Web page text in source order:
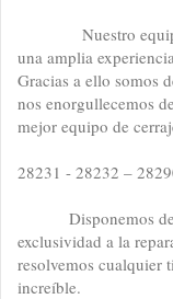
Nuestro equipo lo
una amplia
Gracias a ello somos
nos enorgullecemos
mejor equipo de
28231 - 28232 –
Disponemos
exclusividad a la
resolvemos cualquier
increíble.